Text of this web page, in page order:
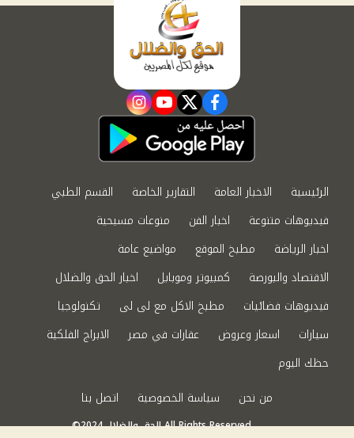
facebook
twitter
youtube
instagram
الرئيسية الاخبار العامة التقارير الخاصة
القسم الطبي
فيديوهات متنوعة
اخبار الفن
منوعات مسيحية
اخبار الرياضة
مطبخ الموقع
مواضيع عامة
الاقتصاد والبورصة
كمبيوتر وموبايل
اخبار الحق والضلال
فيديوهات فضائيات
مطبخ الاكل مع لى لى
تكنولوجيا
سيارات
اسعار وعروض عقارات في مصر
الابراج الفلكية
حظك اليوم
من نحن
سياسة الخصوصية اتصل بنا
©2024 الحق والضلال All Rights Reserved.